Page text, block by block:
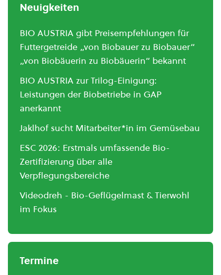
Neuigkeiten
BIO AUSTRIA gibt Preisempfehlungen für
Futtergetreide „von Biobauer zu Biobauer“
„von Biobäuerin zu Biobäuerin“ bekannt
BIO AUSTRIA zur Trilog-Einigung:
Leistungen der Biobetriebe in GAP
anerkannt
Jaklhof sucht Mitarbeiter*in im Gemüsebau
ESC 2026: Erstmals umfassende Bio-
Zertifizierung über alle
Verpflegungsbereiche
Videodreh - Bio-Geflügelmast & Tierwohl
im Fokus
Termine